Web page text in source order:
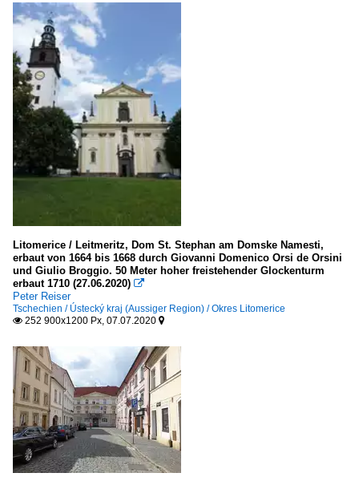
Litomerice / Leitmeritz, Dom St. Stephan am Domske Namesti,
erbaut von 1664 bis 1668 durch Giovanni Domenico Orsi de Orsini
und Giulio Broggio. 50 Meter hoher freistehender Glockenturm
erbaut 1710 (27.06.2020) 
Peter Reiser
Tschechien / Ústecký kraj (Aussiger Region) / Okres Litomerice
 252 900x1200 Px, 07.07.2020 